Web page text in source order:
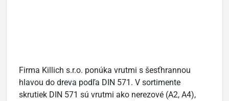
Firma Killich s.r.o. ponúka vrutmi s šesťhrannou
hlavou do dreva podľa DIN 571. V sortimente
skrutiek DIN 571 sú vrutmi ako nerezové (A2, A4),